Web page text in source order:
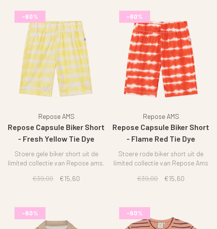
-60%
Repose AMS
Repose Capsule Biker Short
- Fresh Yellow Tie Dye
Stoere gele biker short uit de
limited collectie van Repose ams.
€39,00
€15,60
-60%
Repose AMS
Repose Capsule Biker Short
- Flame Red Tie Dye
Stoere rode biker short uit de
limited collectie van Repose Ams
€39,00
€15,60
-60% -60%